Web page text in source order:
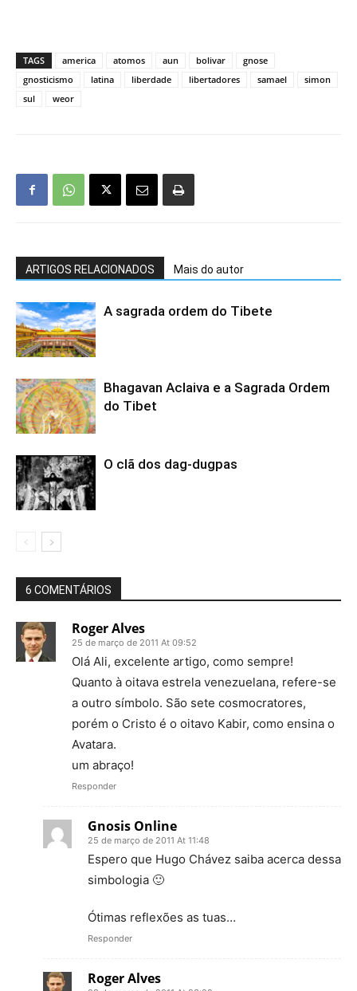
TAGS america atomos aun bolivar
gnose
gnosticismo
latina liberdade libertadores samael
simon
sul
weor
ARTIGOS RELACIONADOS Mais do autor
A sagrada ordem do Tibete
Bhagavan Aclaiva e a Sagrada Ordem
do Tibet
O clã dos dag-dugpas
6 COMENTÁRIOS
Roger Alves
25 de março de 2011 At 09:52
Olá Ali, excelente artigo, como sempre!
Quanto à oitava estrela venezuelana, refere-se
a outro símbolo. São sete cosmocratores,
porém o Cristo é o oitavo Kabir, como ensina o
Avatara.
um abraço!
Responder
Gnosis Online
25 de março de 2011 At 11:48
Espero que Hugo Chávez saiba acerca dessa
simbologia 🙂
Ótimas reflexões as tuas…
Responder
Roger Alves